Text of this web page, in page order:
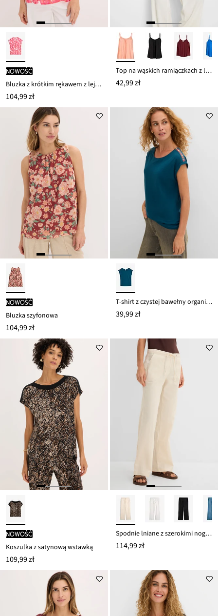
nowość
Bluzka z krótkim rękawem z lejącej satyny
104,99 zł
Top na wąskich ramiączkach z lejącej wiskozy
42,99 zł
nowość
Bluzka szyfonowa
104,99 zł
T-shirt z czystej bawełny organicznej
39,99 zł
nowość
Koszulka z satynową wstawką
109,99 zł
Spodnie lniane z szerokimi nogawkami
114,99 zł